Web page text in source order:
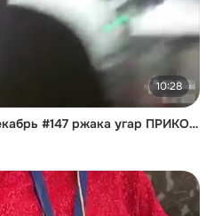
10:28
ЛУЧШИЕ ПРИКОЛЫ 2019 Декабрь #147 ржака угар ПРИКОЛЮХА